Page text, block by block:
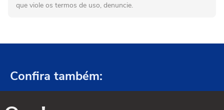
que viole os termos de uso, denuncie.
Confira também: